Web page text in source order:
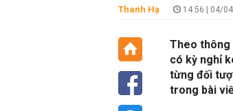
Thanh Hạ 14:56 | 04/
Theo thông
có kỳ nghỉ
từng đối
trong bài